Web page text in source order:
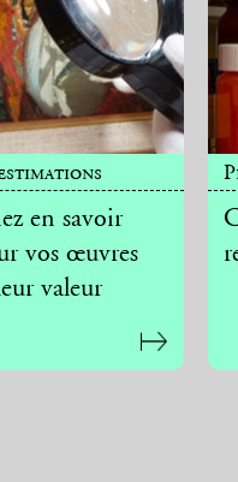
en savoir
vos œuvres
valeur